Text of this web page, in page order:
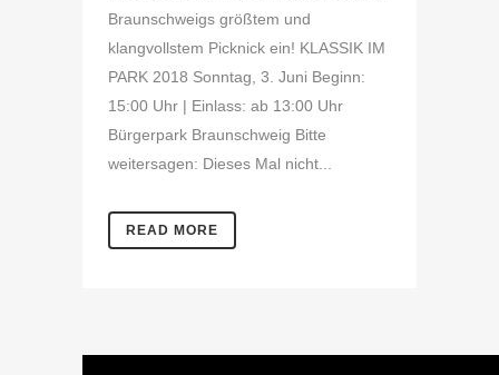
Braunschweigs größtem und
klangvollstem Picknick ein! KLASSIK IM
PARK 2018 Sonntag, 3. Juni Beginn:
15:00 Uhr | Einlass: ab 13:00 Uhr
Bürgerpark Braunschweig Bitte
weitersagen: Dieses Mal nicht...
READ MORE